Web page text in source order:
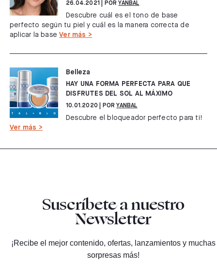
26.04.2021 | POR YANBAL
Descubre cuál es el tono de base
perfecto según tu piel y cuál es la manera correcta de
aplicar la base
Ver más >
Belleza
HAY UNA FORMA PERFECTA PARA QUE
DISFRUTES DEL SOL AL MÁXIMO
10.01.2020 | POR YANBAL
Descubre el bloqueador perfecto para ti!
Ver más >
Suscríbete a nuestro
Newsletter
¡Recibe el mejor contenido, ofertas, lanzamientos y muchas
sorpresas más!